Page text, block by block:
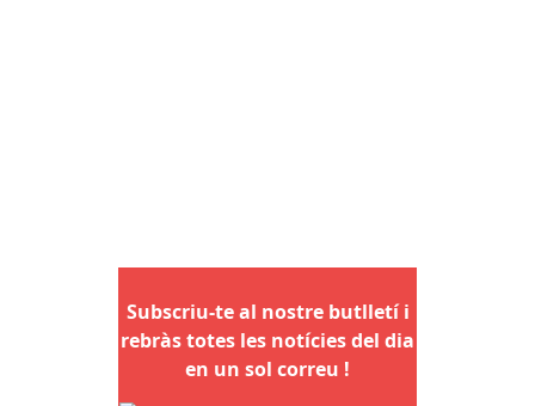
Subscriu-te al nostre butlletí i
rebràs totes les notícies del dia
en un sol correu !